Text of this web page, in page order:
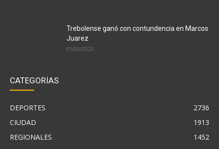
Trebolense ganó con contundencia en Marcos
Juarez
05/05/2023
CATEGORÍAS
DEPORTES
2736
CIUDAD
1913
REGIONALES
1452